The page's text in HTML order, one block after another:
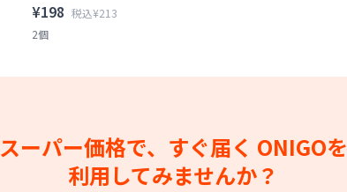
¥198 税込¥213
2個
スーパー価格で、すぐ届く ONIGOを
利用してみませんか？